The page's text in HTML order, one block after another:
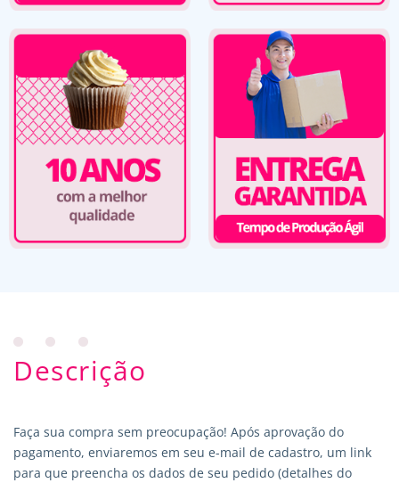
Descrição
Faça sua compra sem preocupação! Após aprovação do
pagamento, enviaremos em seu e-mail de cadastro, um link
para que preencha os dados de seu pedido (detalhes do